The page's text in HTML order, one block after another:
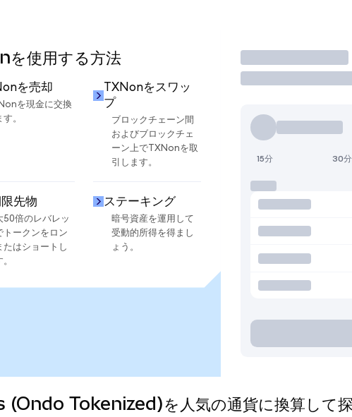
使用する方法
を売却
を現金に交換
す。
TXNonをスワッ
プ
ブロックチェーン間
およびブロックチェ
ーン上でTXNonを取
引します。
先物
50倍のレバレッ
トークンをロン
たはショートし
ステーキング
暗号資産を運用して
受動的所得を得まし
ょう。
取引
15分 30分
Tokenized)を人気の通貨に換算して探